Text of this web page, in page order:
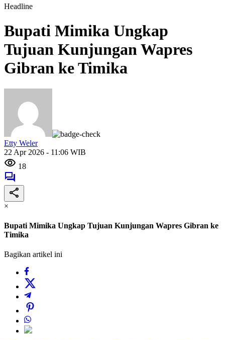
Headline
Bupati Mimika Ungkap
Tujuan Kunjungan Wapres
Gibran ke Timika
Etty Weler
22 Apr 2026 - 11:06 WIB
18
×
Bupati Mimika Ungkap Tujuan Kunjungan Wapres Gibran ke
Timika
Bagikan artikel ini